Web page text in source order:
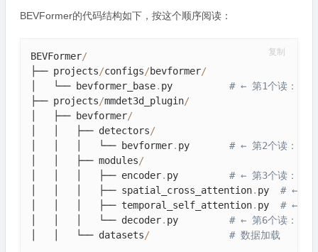
BEVFormer的代码结构如下，按这个顺序阅读：
BEVFormer/
├── projects/configs/bevformer/
│   └── bevformer_base. py # ← 第1个读：配置
├── projects/mmdet3d_plugin/
│   ├── bevformer/
│   │   ├── detectors/
│   │   │   └── bevformer. py # ← 第2个读：整
│   │   ├── modules/
│   │   │   ├── encoder. py # ← 第3个读：
│   │   │   ├── spatial_cross_attention. py # ← 第4
│   │   │   ├── temporal_self_attention. py # ← 第5
│   │   │   └── decoder. py # ← 第6个读：检
│   │   └── datasets/ # 数据加载
复制